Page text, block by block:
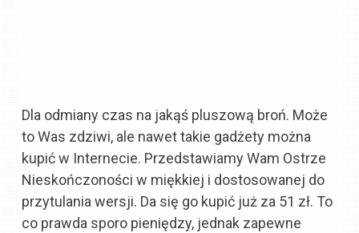
Dla odmiany czas na jakąś pluszową broń. Może
to Was zdziwi, ale nawet takie gadżety można
kupić w Internecie. Przedstawiamy Wam Ostrze
Nieskończoności w miękkiej i dostosowanej do
przytulania wersji. Da się go kupić już za 51 zł. To
co prawda sporo pieniędzy, jednak zapewne